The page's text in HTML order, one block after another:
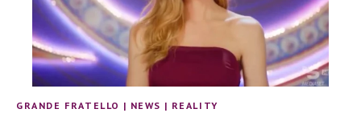
GRANDE FRATELLO | NEWS | REALITY